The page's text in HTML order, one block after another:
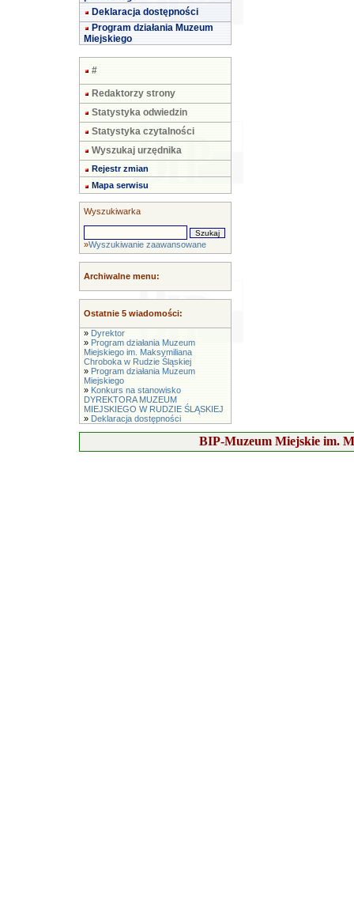
Deklaracja dostępności
Program działania Muzeum
Miejskiego
#
Redaktorzy strony
Statystyka odwiedzin
Statystyka czytalności
Wyszukaj urzędnika
Rejestr zmian
Mapa serwisu
Wyszukiwarka
»Wyszukiwanie zaawansowane
Archiwalne menu:
Ostatnie 5 wiadomości:
» Dyrektor
» Program działania Muzeum
Miejskiego im. Maksymiliana
Chroboka w Rudzie Śląskiej
» Program działania Muzeum
Miejskiego
» Konkurs na stanowisko
DYREKTORA MUZEUM
MIEJSKIEGO W RUDZIE ŚLĄSKIEJ
» Deklaracja dostępności
BIP-Muzeum Miejskie im.